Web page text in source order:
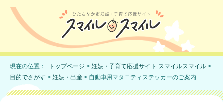
現在の位置： トップページ > 妊娠・子育て応援サイト スマイルスマイル >
目的でさがす > 妊娠・出産 > 自動車用マタニティステッカーのご案内